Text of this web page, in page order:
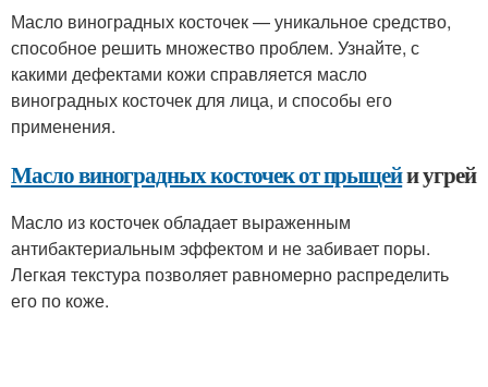
Масло виноградных косточек — уникальное средство,
способное решить множество проблем. Узнайте, с
какими дефектами кожи справляется масло
виноградных косточек для лица, и способы его
применения.
Масло виноградных косточек от прыщейи угрей
Масло из косточек обладает выраженным
антибактериальным эффектом и не забивает поры.
Легкая текстура позволяет равномерно распределить
его по коже.